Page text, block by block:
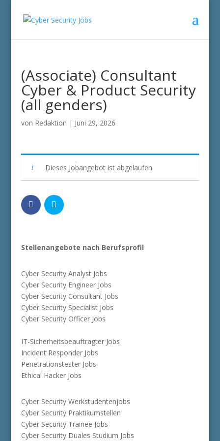
(Associate) Consultant
Cyber & Product Security
(all genders)
von Redaktion | Juni 29, 2026
Dieses Jobangebot ist abgelaufen.
Stellenangebote nach Berufsprofil
Cyber Security Analyst Jobs
Cyber Security Engineer Jobs
Cyber Security Consultant Jobs
Cyber Security Specialist Jobs
Cyber Security Officer Jobs
IT-Sicherheitsbeauftragter Jobs
Incident Responder Jobs
Penetrationstester Jobs
Ethical Hacker Jobs
Cyber Security Werkstudentenjobs
Cyber Security Praktikumstellen
Cyber Security Trainee Jobs
Cyber Security Duales Studium Jobs